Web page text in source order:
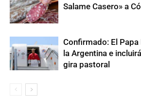
Salame Casero» a
Confirmado: El
la Argentina e
gira pastoral